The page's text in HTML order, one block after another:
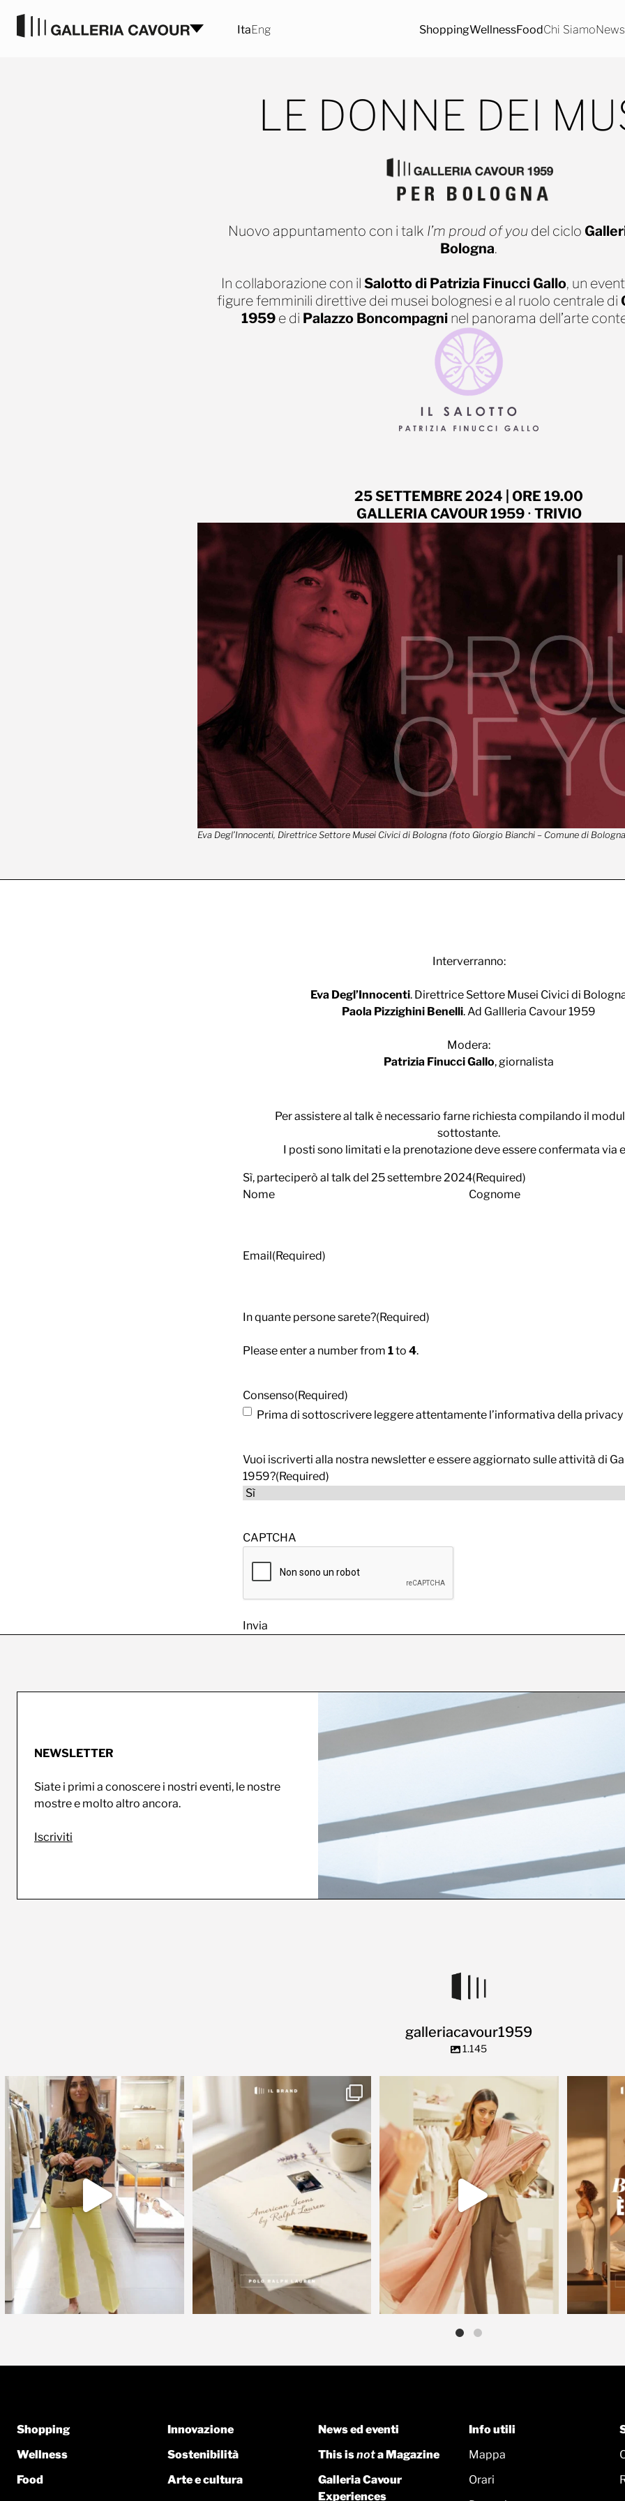
ItaEng ShoppingWellnessFoodChi Siamo
LE DONNE DEI
Nuovo appuntamento con i talk I’m proud of you del ciclo
Bologna.
In collaborazione con il Salotto di Patrizia Finucci Gallo, un
figure femminili direttive dei musei bolognesi e al ruolo centrale di
1959 e di Palazzo Boncompagni nel panorama dell’arte
25 SETTEMBRE 2024
| ORE 19.00
GALLERIA CAVOUR 1959• TRIVIO
Eva Degl’Innocenti, Direttrice Settore Musei Civici di Bologna (foto Giorgio Bianchi – Comune di
Interverranno:
Eva Degl’Innocenti. Direttrice Settore Musei Civici di
Paola Pizzighini Benelli. Ad Gallleria Cavour 1959
Modera:
Patrizia Finucci Gallo, giornalista
Per assistere al talk è necessario farne richiesta compilando il
sottostante.
I posti sono limitati e la prenotazione deve essere confermata via
Sì, parteciperò al talk del 25 settembre 2024(Required)
Nome
Cognome
Email(Required)
In quante persone sarete?(Required)
Please enter a number from 1to 4.
Consenso(Required)
Prima di sottoscrivere leggere attentamente l’informativa della privacy
Vuoi iscriverti alla nostra newsletter e essere aggiornato sulle attività di
1959?(Required)
CAPTCHA
NEWSLETTER
Siate i primi a conoscere i nostri eventi, le nostre
mostre e molto altro ancora.
Iscriviti
galleriacavour1959
1.145
🍃 Entriamo da Dev in @galleriacavour1959
a...
39 2
🇺🇸 Quando la moda diventa storia.
✨ Due piani di pura bellezza, nel cuore di
20 1
🌿 C’è
Shopping
Wellness
Food
Innovazione
Sostenibilità
Arte e cultura
News ed eventi
This isnota Magazine
Galleria Cavour
Experiences
Info utili
Mappa
Orari